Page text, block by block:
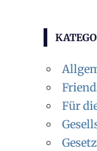
Für
Gesetz